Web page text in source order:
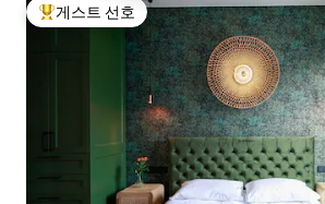
상위 게스트 선호
게스트 선호